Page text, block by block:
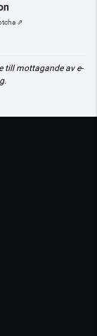
⇗
till mottagande av e-